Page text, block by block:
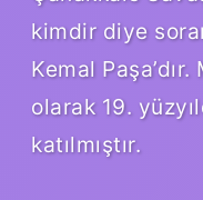
kimdir diye
Kemal
olarak 19.
katılmıştır.